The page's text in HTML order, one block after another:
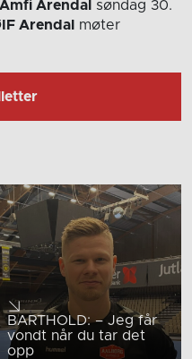
Arendal
søndag 30.
Arendal
møter
BARTHOLD: – Jeg får
vondt når du tar det
opp